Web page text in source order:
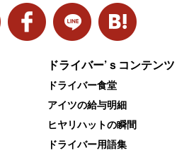
ドライバー’ｓコンテンツ
ドライバー食堂
アイツの給与明細
ヒヤリハットの瞬間
ドライバー用語集